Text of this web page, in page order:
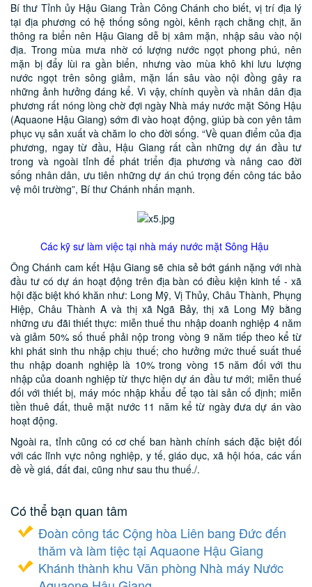
Bí thư Tỉnh ủy Hậu Giang Trần Công Chánh cho biết, vị trí địa lý
tại địa phương có hệ thống sông ngòi, kênh rạch chằng chịt, ăn
thông ra biển nên Hậu Giang dễ bị xâm mặn, nhập sâu vào nội
địa. Trong mùa mưa nhờ có lượng nước ngọt phong phú, nên
mặn bị đẩy lùi ra gần biển, nhưng vào mùa khô khi lưu lượng
nước ngọt trên sông giảm, mặn lấn sâu vào nội đồng gây ra
những ảnh hưởng đáng kể. Vì vậy, chính quyền và nhân dân địa
phương rất nóng lòng chờ đợi ngày Nhà máy nước mặt Sông Hậu
(Aquaone Hậu Giang) sớm đi vào hoạt động, giúp bà con yên tâm
phục vụ sản xuất và chăm lo cho đời sống. “Về quan điểm của địa
phương, ngay từ đầu, Hậu Giang rất cần những dự án đầu tư
trong và ngoài tỉnh để phát triển địa phương và nâng cao đời
sống nhân dân, ưu tiên những dự án chú trọng đến công tác bảo
vệ môi trường”, Bí thư Chánh nhấn mạnh.
Các kỹ sư làm việc tại nhà máy nước mặt Sông Hậu
Ông Chánh cam kết Hậu Giang sẽ chia sẻ bớt gánh nặng với nhà
đầu tư có dự án hoạt động trên địa bàn có điều kiện kinh tế - xã
hội đặc biệt khó khăn như: Long Mỹ, Vị Thủy, Châu Thành, Phụng
Hiệp, Châu Thành A và thị xã Ngã Bảy, thị xã Long Mỹ bằng
những ưu đãi thiết thực: miễn thuế thu nhập doanh nghiệp 4 năm
và giảm 50% số thuế phải nộp trong vòng 9 năm tiếp theo kể từ
khi phát sinh thu nhập chịu thuế; cho hưởng mức thuế suất thuế
thu nhập doanh nghiệp là 10% trong vòng 15 năm đối với thu
nhập của doanh nghiệp từ thực hiện dự án đầu tư mới; miễn thuế
đối với thiết bị, máy móc nhập khẩu để tạo tài sản cố định; miễn
tiền thuê đất, thuê mặt nước 11 năm kể từ ngày đưa dự án vào
hoạt động.
Ngoài ra, tỉnh cũng có cơ chế ban hành chính sách đặc biệt đối
với các lĩnh vực nông nghiệp, y tế, giáo dục, xã hội hóa, các vấn
đề về giá, đất đai, cũng như sau thu thuế./.
Có thể bạn quan tâm
Đoàn công tác Cộng hòa Liên bang Đức đến
thăm và làm tiệc tại Aquaone Hậu Giang
Khánh thành khu Văn phòng Nhà máy Nước